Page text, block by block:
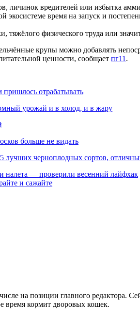
личинок вредителей или избытка
время на запуск и
тяжёлого физического труда или
крупы можно добавлять
ценности, сообщает пг11 .
пришлось отрабатывать
урожай и в холод, и в жару
больше не видать
лучших черноплодных сортов,
налета — проверили весенний лайфхак
и сажайте
на позиции главного редактора.
время кормит дворовых кошек.